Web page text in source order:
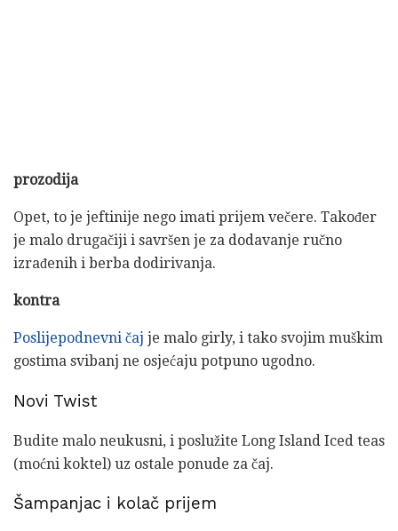
prozodija
Opet, to je jeftinije nego imati prijem večere. Također
je malo drugačiji i savršen je za dodavanje ručno
izrađenih i berba dodirivanja.
kontra
Poslijepodnevni čaj je malo girly, i tako svojim muškim
gostima svibanj ne osjećaju potpuno ugodno.
Novi Twist
Budite malo neukusni, i poslužite Long Island Iced teas
(moćni koktel) uz ostale ponude za čaj.
Šampanjac i kolač prijem